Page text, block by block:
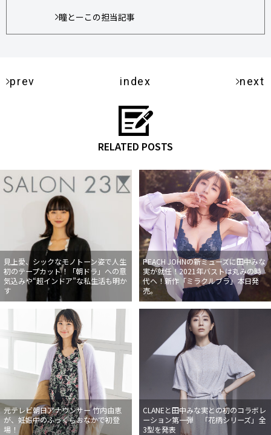
瞳とーこの担当記事
prev index next
RELATED POSTS
見上愛、シックなモノトーン姿で人生
初のテープカット！「朝ドラ」への意
気込みや“超インドア”な私生活も明か
す
PEACH JOHNの新ミューズに田中みな
実が就任！2021年バストは丸みの時
代へ！新作「ミラクルブラ」本日発
売。
元テレビ朝日アナウンサー 竹内由恵
が、妊娠中のふっくらおなかで初登
場！
CLANEと田中みな実との初のコラボレ
ーション第一弾 「花柄シリーズ」全
3型を発表